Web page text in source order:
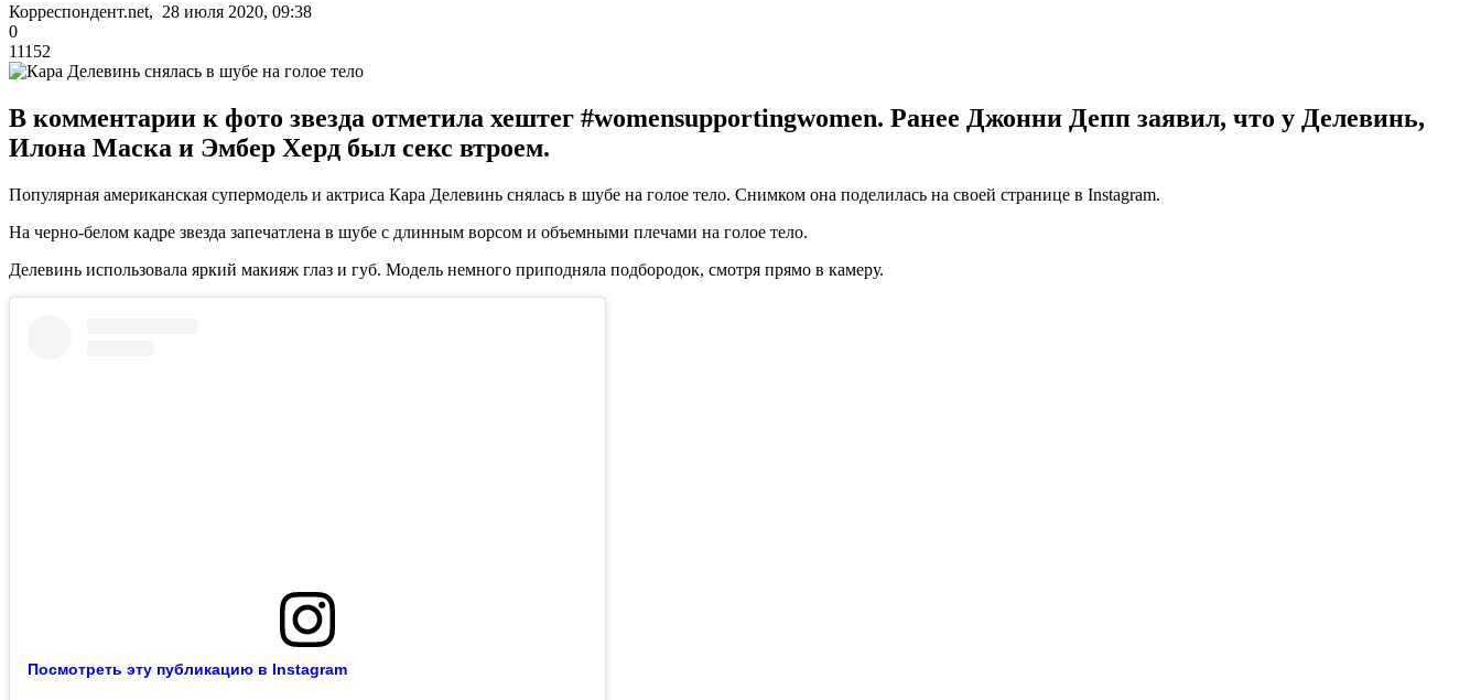
Корреспондент.net, 28 июля 2020, 09:38
0
11152
В комментарии к фото звезда отметила хештег #womensupportingwomen. Ранее Джонни Депп заявил, что у Делевинь,
Илона Маска и Эмбер Херд был секс втроем.
Популярная американская супермодель и актриса Кара Делевинь снялась в шубе на голое тело. Снимком она поделилась на своей странице в Instagram.
На черно-белом кадре звезда запечатлена в шубе с длинным ворсом и объемными плечами на голое тело.
Делевинь использовала яркий макияж глаз и губ. Модель немного приподняла подбородок, смотря прямо в камеру.
Посмотреть эту публикацию в Instagram